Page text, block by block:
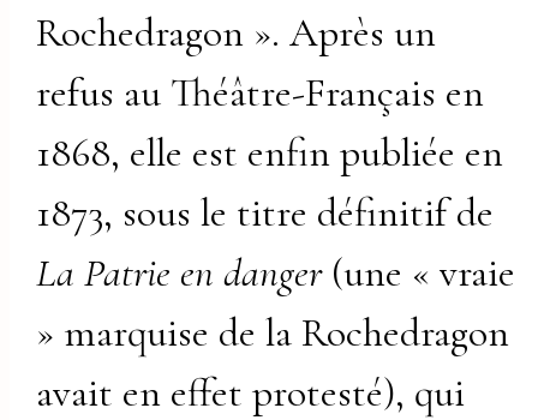
Rochedragon ». Après un
refus au Théâtre-Français en
1868, elle est enfin publiée en
1873, sous le titre définitif de
La Patrie en danger(une « vraie
» marquise de la Rochedragon
avait en effet protesté), qui